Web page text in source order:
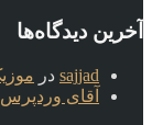
آخرین دیدگاه‌ها
sajjad در
آقای وردپرس